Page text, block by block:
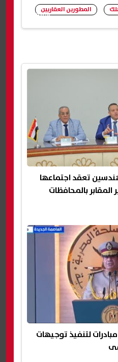
شارك
المطورين العقاريين
تعقد اجتماعها
بالمحافظات
لتنفيذ توجيهات